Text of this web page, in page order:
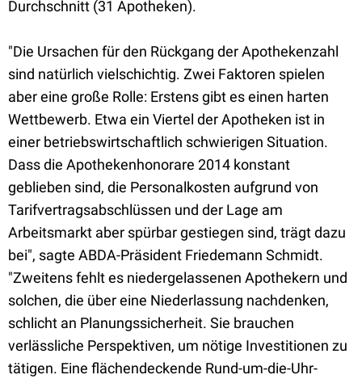
Durchschnitt (31 Apotheken).
"Die Ursachen für den Rückgang der Apothekenzahl
sind natürlich vielschichtig. Zwei Faktoren spielen
aber eine große Rolle: Erstens gibt es einen harten
Wettbewerb. Etwa ein Viertel der Apotheken ist in
einer betriebswirtschaftlich schwierigen Situation.
Dass die Apothekenhonorare 2014 konstant
geblieben sind, die Personalkosten aufgrund von
Tarifvertragsabschlüssen und der Lage am
Arbeitsmarkt aber spürbar gestiegen sind, trägt dazu
bei", sagte ABDA-Präsident Friedemann Schmidt.
"Zweitens fehlt es niedergelassenen Apothekern und
solchen, die über eine Niederlassung nachdenken,
schlicht an Planungssicherheit. Sie brauchen
verlässliche Perspektiven, um nötige Investitionen zu
tätigen. Eine flächendeckende Rund-um-die-Uhr-